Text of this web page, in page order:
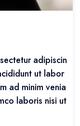
adipiscin
ut labor
ad minim venia
laboris nisi ut